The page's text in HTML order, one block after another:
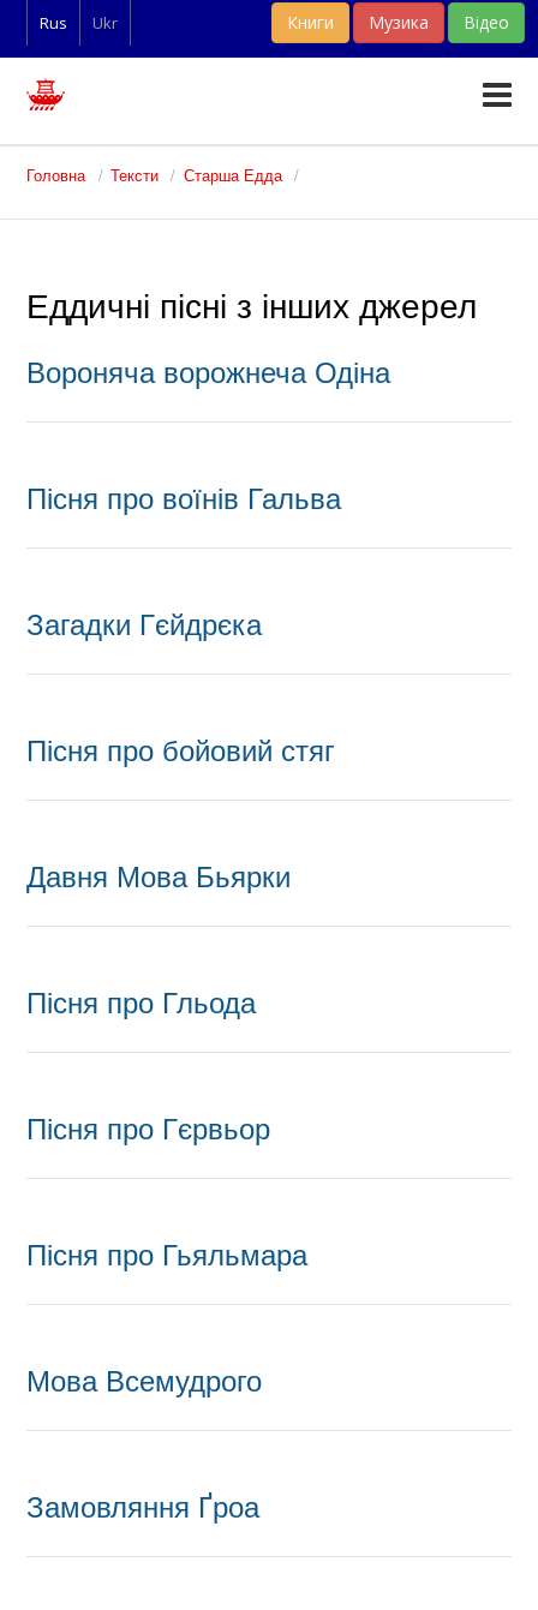
Rus Ukr Книги Музика Відео
Тексти
Фан-арт
Головна Тексти Старша Едда
Еддичні пісні з інших джерел
Вороняча ворожнеча Одіна
Пісня про воїнів Гальва
Загадки Гєйдрєка
Пісня про бойовий стяг
Давня Мова Бьярки
Пісня про Гльода
Пісня про Гєрвьор
Пісня про Гьяльмара
Мова Всемудрого
Замовляння Ґроа